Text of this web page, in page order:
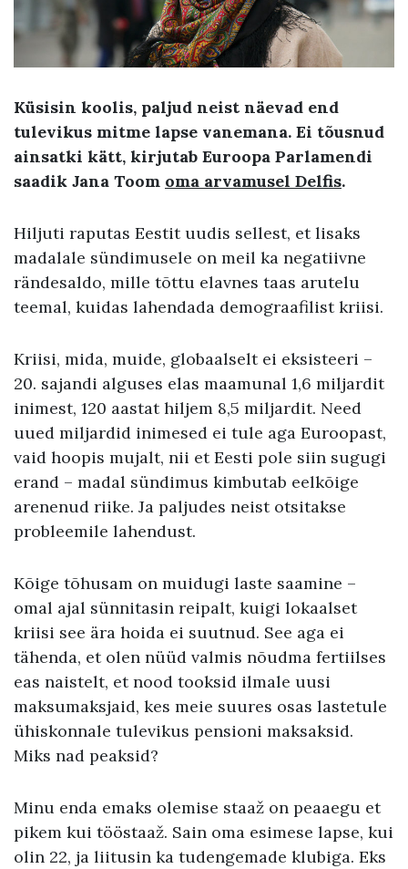
Küsisin koolis, paljud neist näevad end
tulevikus mitme lapse vanemana. Ei tõusnud
ainsatki kätt, kirjutab Euroopa Parlamendi
saadik Jana Toom oma arvamusel Delfis.
Hiljuti raputas Eestit uudis sellest, et lisaks
madalale sündimusele on meil ka negatiivne
rändesaldo, mille tõttu elavnes taas arutelu
teemal, kuidas lahendada demograafilist kriisi.
Kriisi, mida, muide, globaalselt ei eksisteeri –
20. sajandi alguses elas maamunal 1,6 miljardit
inimest, 120 aastat hiljem 8,5 miljardit. Need
uued miljardid inimesed ei tule aga Euroopast,
vaid hoopis mujalt, nii et Eesti pole siin sugugi
erand – madal sündimus kimbutab eelkõige
arenenud riike. Ja paljudes neist otsitakse
probleemile lahendust.
Kõige tõhusam on muidugi laste saamine –
omal ajal sünnitasin reipalt, kuigi lokaalset
kriisi see ära hoida ei suutnud. See aga ei
tähenda, et olen nüüd valmis nõudma fertiilses
eas naistelt, et nood tooksid ilmale uusi
maksumaksjaid, kes meie suures osas lastetule
ühiskonnale tulevikus pensioni maksaksid.
Miks nad peaksid?
Minu enda emaks olemise staaž on peaaegu et
pikem kui tööstaaž. Sain oma esimese lapse, kui
olin 22, ja liitusin ka tudengemade klubiga. Eks